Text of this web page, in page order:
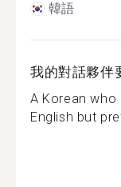
韓語
我的對話夥伴
A Korean
English but